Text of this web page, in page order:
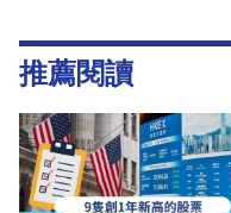
推薦閱讀